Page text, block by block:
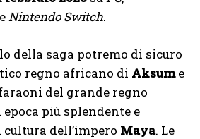
Nintendo Switch.
della saga potremo di sicuro
regno africano di Aksume
del grande regno
epoca più splendente e
dell’impero Maya. Le